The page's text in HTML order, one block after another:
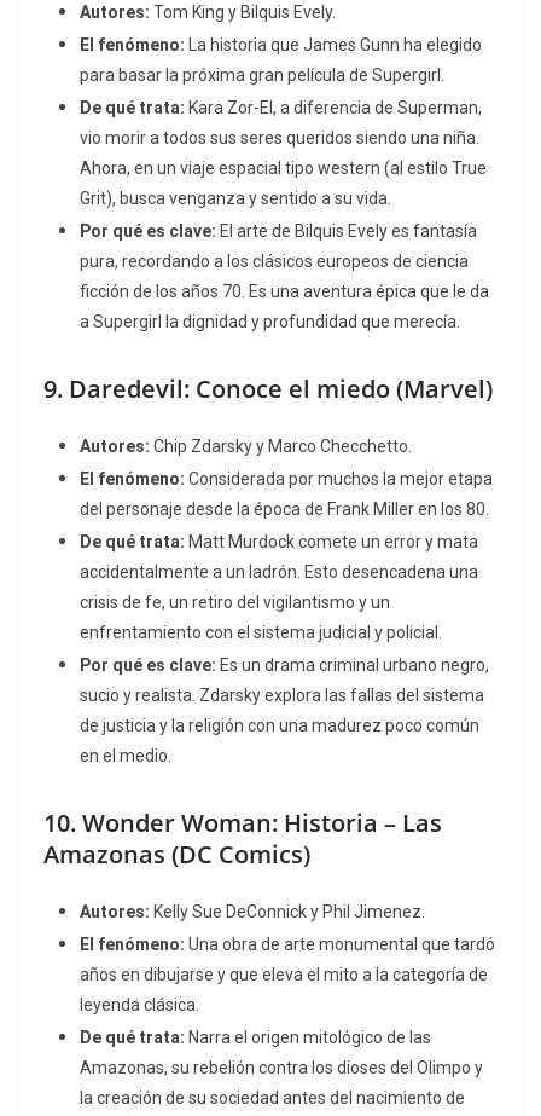
Autores: Tom King y Bilquis Evely.
El fenómeno: La historia que James Gunn ha elegido
para basar la próxima gran película de Supergirl.
De qué trata: Kara Zor-El, a diferencia de Superman,
vio morir a todos sus seres queridos siendo una niña.
Ahora, en un viaje espacial tipo western (al estilo True
Grit), busca venganza y sentido a su vida.
Por qué es clave: El arte de Bilquis Evely es fantasía
pura, recordando a los clásicos europeos de ciencia
ficción de los años 70. Es una aventura épica que le da
a Supergirl la dignidad y profundidad que merecía.
9. Daredevil: Conoce el miedo(Marvel)
Autores: Chip Zdarsky y Marco Checchetto.
El fenómeno: Considerada por muchos la mejor etapa
del personaje desde la época de Frank Miller en los 80.
De qué trata: Matt Murdock comete un error y mata
accidentalmente a un ladrón. Esto desencadena una
crisis de fe, un retiro del vigilantismo y un
enfrentamiento con el sistema judicial y policial.
Por qué es clave: Es un drama criminal urbano negro,
sucio y realista. Zdarsky explora las fallas del sistema
de justicia y la religión con una madurez poco común
en el medio.
10.Wonder Woman: Historia – Las
Amazonas (DC Comics)
Autores: Kelly Sue DeConnick y Phil Jimenez.
El fenómeno: Una obra de arte monumental que tardó
años en dibujarse y que eleva el mito a la categoría de
leyenda clásica.
De qué trata: Narra el origen mitológico de las
Amazonas, su rebelión contra los dioses del Olimpo y
la creación de su sociedad antes del nacimiento de